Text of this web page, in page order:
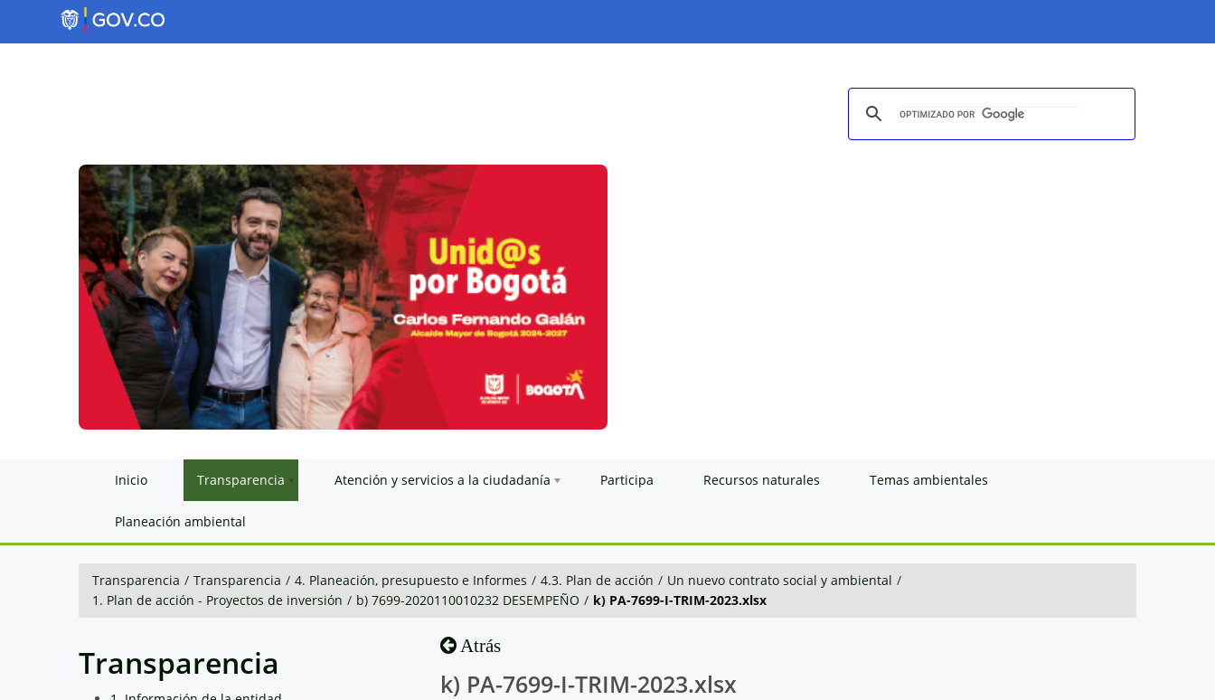
Inicio Transparencia Atención y servicios a la ciudadanía Participa Recursos naturales Temas ambientales
Planeación ambiental
Transparencia / Transparencia / 4. Planeación, presupuesto e Informes / 4.3. Plan de acción / Un nuevo contrato social y ambiental /
1. Plan de acción - Proyectos de inversión / b) 7699-2020110010232 DESEMPEÑO / k) PA-7699-I-TRIM-2023.xlsx
Transparencia Atrás
k) PA-7699-I-TRIM-2023.xlsx